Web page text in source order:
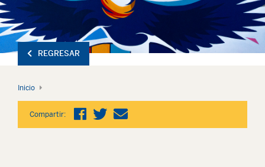
REGRESAR
Inicio
Compartir: